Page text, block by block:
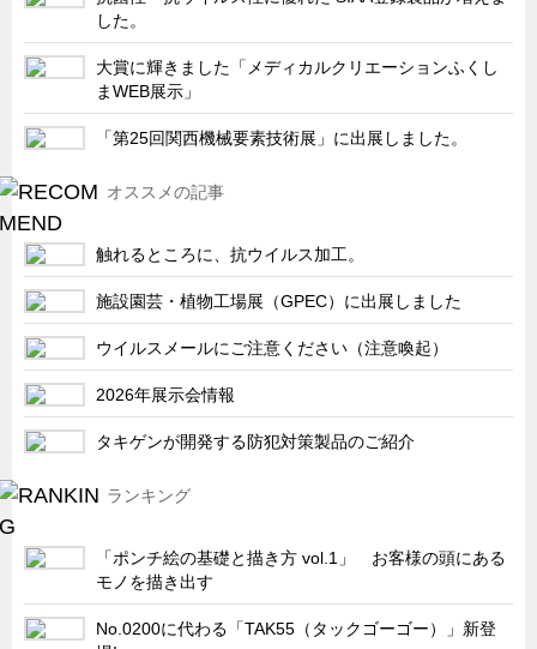
した。
大賞に輝きました「メディカルクリエーションふくし
まWEB展示」
「第25回関西機械要素技術展」に出展しました。
オススメの記事
触れるところに、抗ウイルス加工。
施設園芸・植物工場展（GPEC）に出展しました
ウイルスメールにご注意ください（注意喚起）
2026年展示会情報
タキゲンが開発する防犯対策製品のご紹介
ランキング
「ポンチ絵の基礎と描き方 vol.1」 お客様の頭にある
モノを描き出す
No.0200に代わる「TAK55（タックゴーゴー）」新登